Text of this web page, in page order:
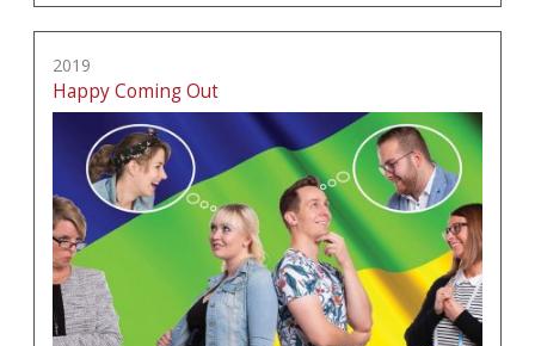
2019
Happy Coming Out